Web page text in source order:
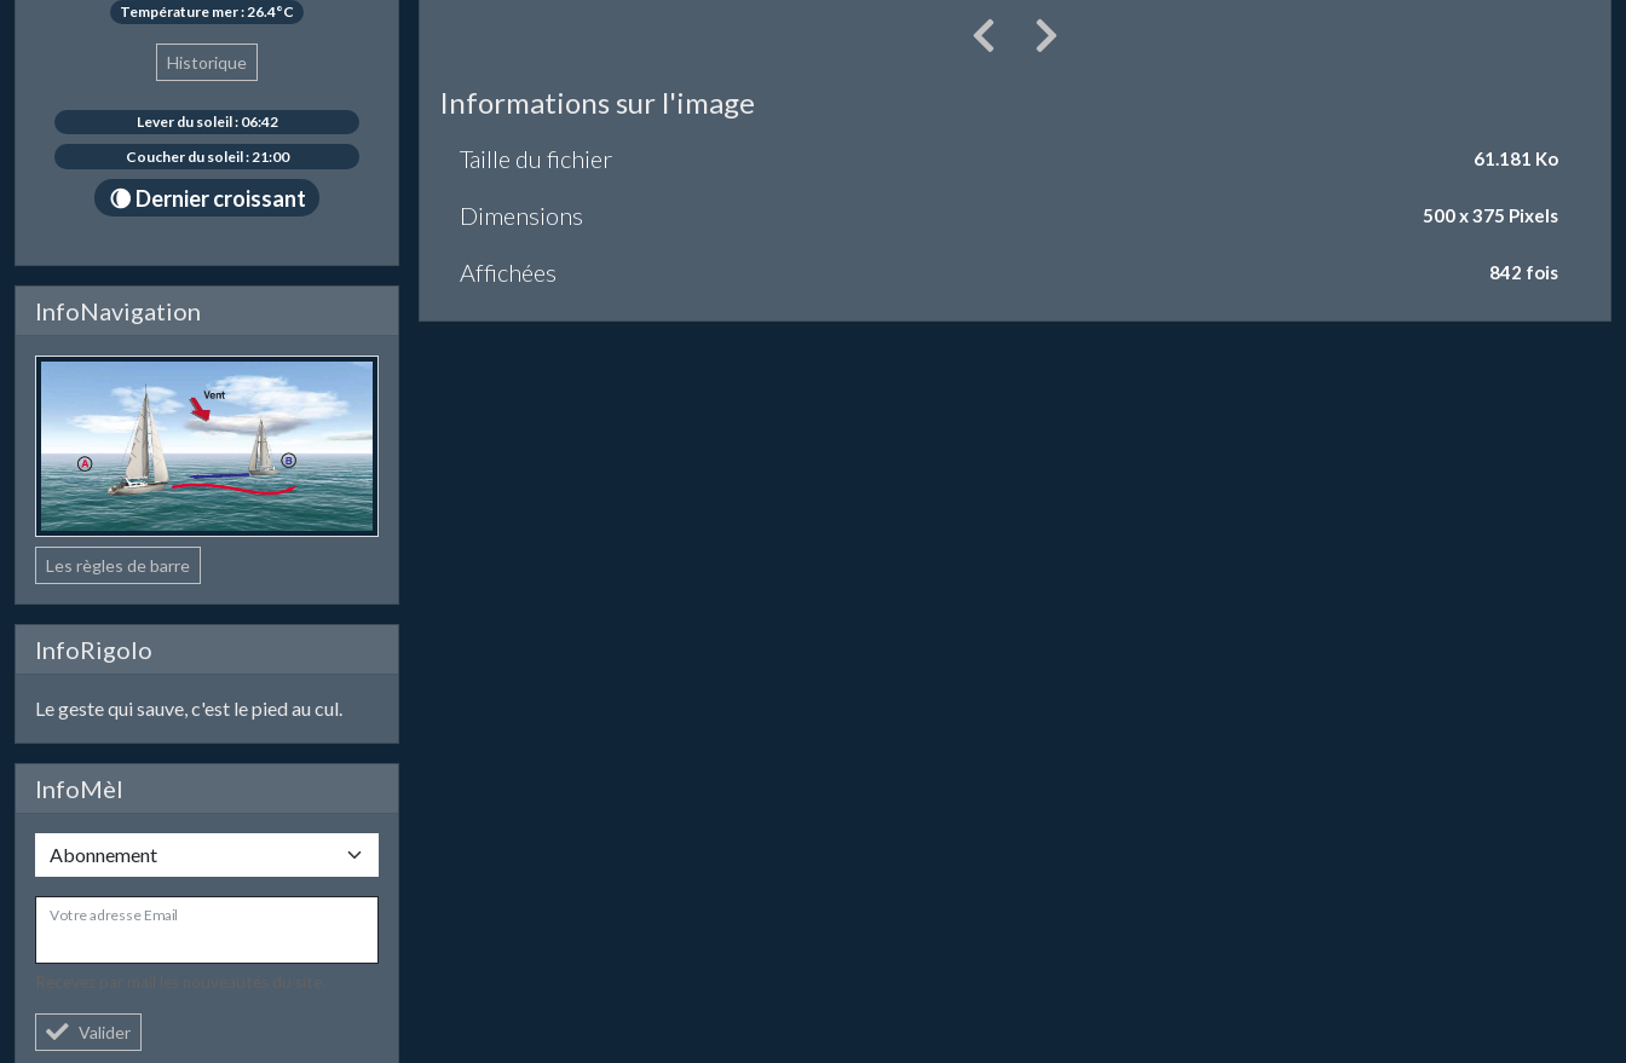
Température mer : 26.4°C
Historique
Lever du soleil : 06:42
Coucher du soleil : 21:00
🌘 Dernier croissant
InfoNavigation
Les règles de barre
InfoRigolo
Le geste qui sauve, c'est le pied au cul.
InfoMèl
Votre adresse Email
Valider
Informations sur l'image
Taille du fichier 61.181 Ko
Dimensions 500 x 375 Pixels
Affichées 842 fois